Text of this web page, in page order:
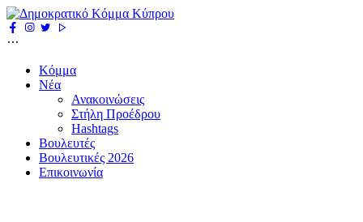
Κόμμα
Νέα
Ανακοινώσεις
Στήλη Προέδρου
Hashtags
Βουλευτές
Βουλευτικές 2026
Επικοινωνία